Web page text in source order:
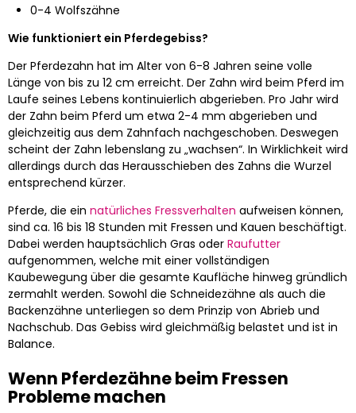
0-4 Wolfszähne
Wie funktioniert ein Pferdegebiss?
Der Pferdezahn hat im Alter von 6-8 Jahren seine volle
Länge von bis zu 12 cm erreicht. Der Zahn wird beim Pferd im
Laufe seines Lebens kontinuierlich abgerieben. Pro Jahr wird
der Zahn beim Pferd um etwa 2-4 mm abgerieben und
gleichzeitig aus dem Zahnfach nachgeschoben. Deswegen
scheint der Zahn lebenslang zu „wachsen“. In Wirklichkeit wird
allerdings durch das Herausschieben des Zahns die Wurzel
entsprechend kürzer.
Pferde, die ein natürliches Fressverhalten aufweisen können,
sind ca. 16 bis 18 Stunden mit Fressen und Kauen beschäftigt.
Dabei werden hauptsächlich Gras oder Raufutter
aufgenommen, welche mit einer vollständigen
Kaubewegung über die gesamte Kaufläche hinweg gründlich
zermahlt werden. Sowohl die Schneidezähne als auch die
Backenzähne unterliegen so dem Prinzip von Abrieb und
Nachschub. Das Gebiss wird gleichmäßig belastet und ist in
Balance.
Wenn Pferdezähne beim Fressen
Probleme machen